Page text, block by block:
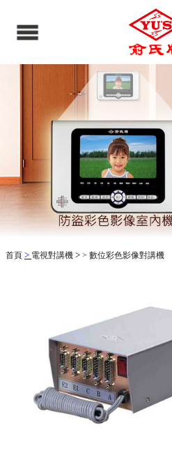
首頁 > 電視對講機 > > 數位彩色影像對講機